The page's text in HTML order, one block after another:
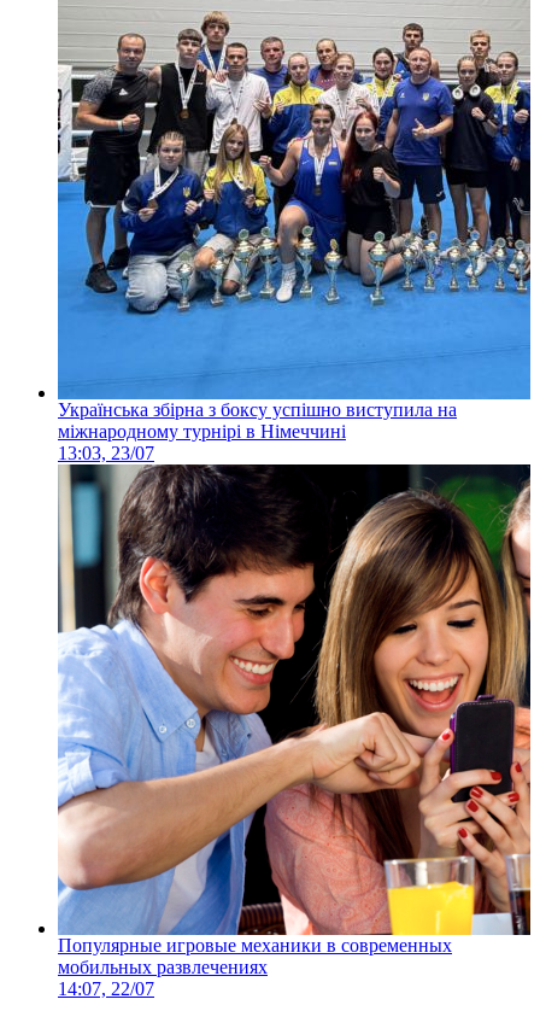
Українська збірна з боксу успішно виступила на
міжнародному турнірі в Німеччині
13:03, 23/07
Популярные игровые механики в современных
мобильных развлечениях
14:07, 22/07